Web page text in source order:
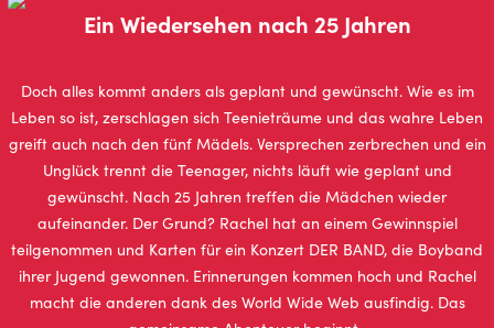
Ein Wiedersehen nach 25 Jahren
Doch alles kommt anders als geplant und gewünscht. Wie es im
Leben so ist, zerschlagen sich Teenieträume und das wahre Leben
greift auch nach den fünf Mädels. Versprechen zerbrechen und ein
Unglück trennt die Teenager, nichts läuft wie geplant und
gewünscht. Nach 25 Jahren treffen die Mädchen wieder
aufeinander. Der Grund? Rachel hat an einem Gewinnspiel
teilgenommen und Karten für ein Konzert DER BAND, die Boyband
ihrer Jugend gewonnen. Erinnerungen kommen hoch und Rachel
macht die anderen dank des World Wide Web ausfindig. Das